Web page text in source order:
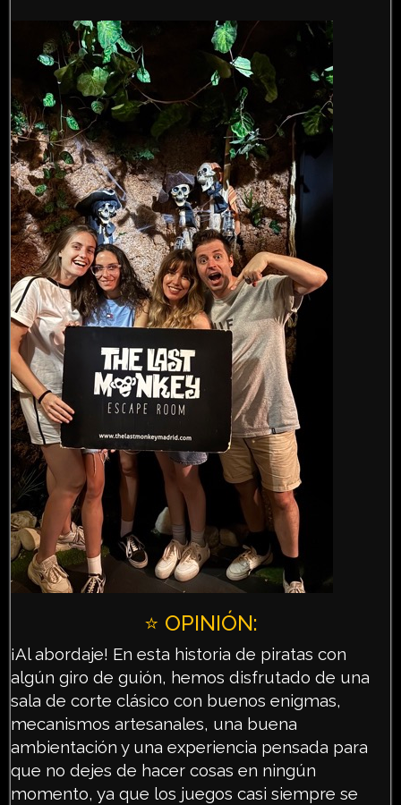
⭐️ OPINIÓN:
¡Al abordaje! En esta historia de piratas con
algún giro de guión, hemos disfrutado de una
sala de corte clásico con buenos enigmas,
mecanismos artesanales, una buena
ambientación y una experiencia pensada para
que no dejes de hacer cosas en ningún
momento, ya que los juegos casi siempre se